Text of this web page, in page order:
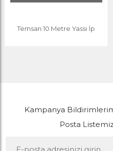
Temsan 10 Metre Yassı İp
Kampanya
Posta